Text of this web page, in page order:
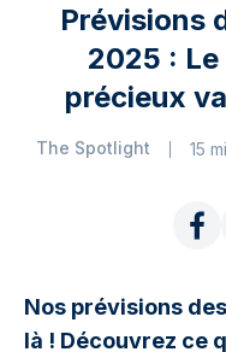
Prévisions
2025 :
précieux
The Spotlight 15
Nos prévisions
là ! Découvrez ce